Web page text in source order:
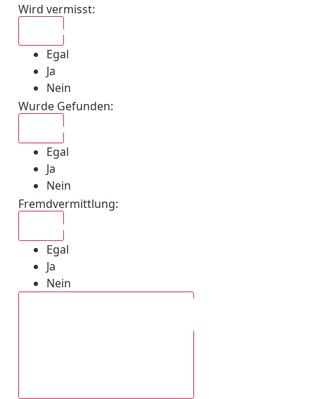
Wird vermisst:
Egal
Ja
Nein
Wurde Gefunden:
Egal
Ja
Nein
Fremdvermittlung:
Egal
Ja
Nein